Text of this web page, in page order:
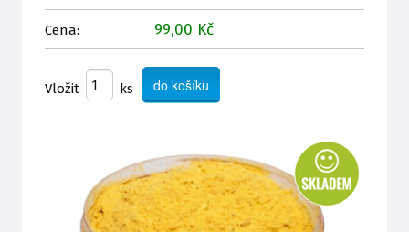
Cena: 99,00 Kč
Vložit ks